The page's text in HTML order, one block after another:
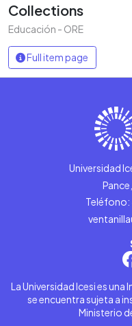
Collections
Educación - ORE
Full item page
Universidad
Teléfono:
La Universidad Icesi es
se encuentra sujeta a
Ministerio